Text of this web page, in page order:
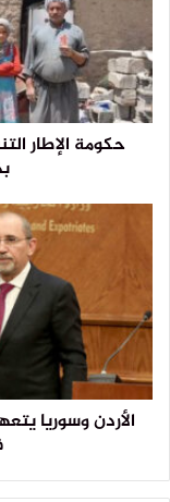
حكومة الإطار
الأردن وسوريا